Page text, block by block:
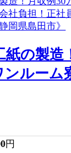
の製造
ルーム
円